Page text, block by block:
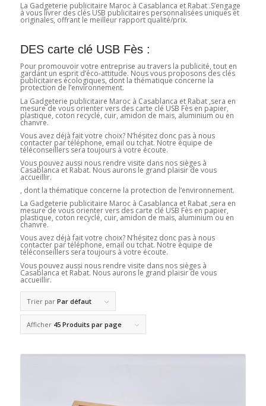
La Gadgeterie publicitaire Maroc à Casablanca et Rabat .S’engage
à vous livrer des clés USB publicitaires personnalisées uniques et
originales, offrant le meilleur rapport qualité/prix.
DES carte clé USB Fès :
Pour promouvoir votre entreprise au travers la publicité, tout en
gardant un esprit d’éco-attitude. Nous vous proposons des clés
publicitaires écologiques, dont la thématique concerne la
protection de l’environnement.
La Gadgeterie publicitaire Maroc à Casablanca et Rabat ,sera en
mesure de vous orienter vers des carte clé USB Fès en papier,
plastique, coton recyclé, cuir, amidon de mais, aluminium ou en
chanvre.
Vous avez déjà fait votre choix? N’hésitez donc pas à nous
contacter par téléphone, email ou tchat. Notre équipe de
téléconseillers sera toujours à votre écoute.
Vous pouvez aussi nous rendre visite dans nos sièges à
Casablanca et Rabat. Nous aurons le grand plaisir de vous
accueillir.
, dont la thématique concerne la protection de l’environnement.
La Gadgeterie publicitaire Maroc à Casablanca et Rabat ,sera en
mesure de vous orienter vers des carte clé USB Fès en papier,
plastique, coton recyclé, cuir, amidon de mais, aluminium ou en
chanvre.
Vous avez déjà fait votre choix? N’hésitez donc pas à nous
contacter par téléphone, email ou tchat. Notre équipe de
téléconseillers sera toujours à votre écoute.
Vous pouvez aussi nous rendre visite dans nos sièges à
Casablanca et Rabat. Nous aurons le grand plaisir de vous
accueillir.
Trier par Par défaut
Afficher 45 Produits par page